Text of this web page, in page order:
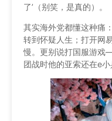
了’（别笑，是真的）。
其实海外党都懂这种痛
转到怀疑人生；打开网
慢。更别说打国服游戏
团战时他的亚索还在e小